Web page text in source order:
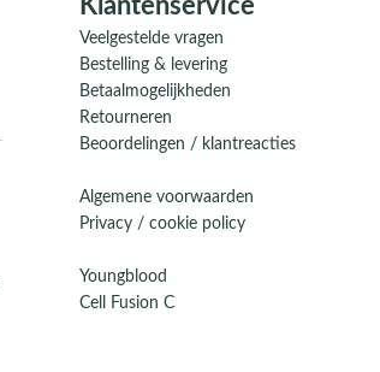
Klantenservice
Veelgestelde vragen
Bestelling & levering
Betaalmogelijkheden
Retourneren
Beoordelingen / klantreacties
Algemene voorwaarden
Privacy / cookie policy
Youngblood
Cell Fusion C